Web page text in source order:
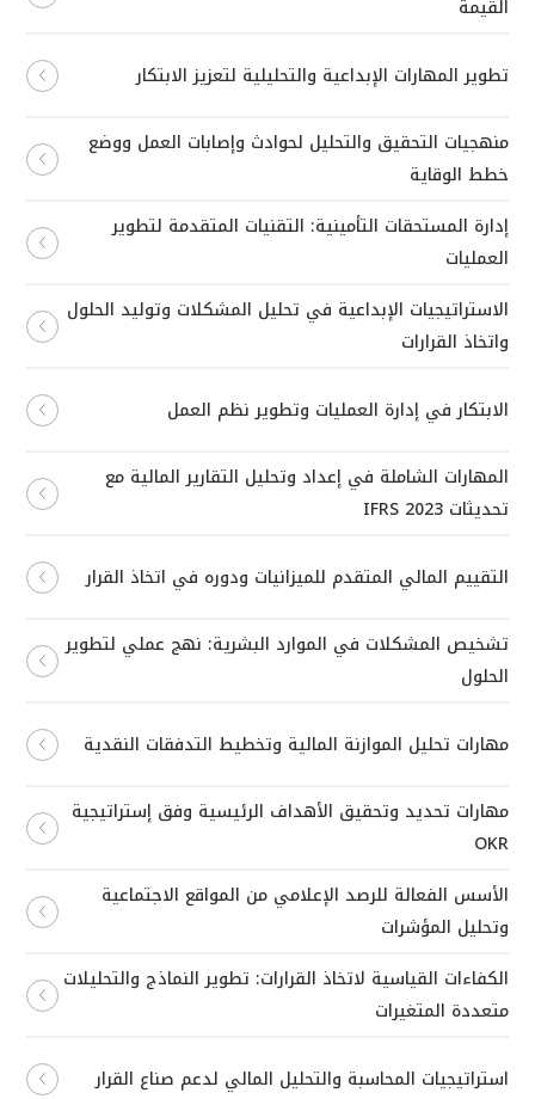
القيمة
تطوير المهارات الإبداعية والتحليلية لتعزيز الابتكار
منهجيات التحقيق والتحليل لحوادث وإصابات العمل ووضع
خطط الوقاية
إدارة المستحقات التأمينية: التقنيات المتقدمة لتطوير
العمليات
الاستراتيجيات الإبداعية في تحليل المشكلات وتوليد الحلول
واتخاذ القرارات
الابتكار في إدارة العمليات وتطوير نظم العمل
المهارات الشاملة في إعداد وتحليل التقارير المالية مع
تحديثات IFRS 2023
التقييم المالي المتقدم للميزانيات ودوره في اتخاذ القرار
تشخيص المشكلات في الموارد البشرية: نهج عملي لتطوير
الحلول
مهارات تحليل الموازنة المالية وتخطيط التدفقات النقدية
مهارات تحديد وتحقيق الأهداف الرئيسية وفق إستراتيجية
OKR
الأسس الفعالة للرصد الإعلامي من المواقع الاجتماعية
وتحليل المؤشرات
الكفاءات القياسية لاتخاذ القرارات: تطوير النماذج والتحليلات
متعددة المتغيرات
استراتيجيات المحاسبة والتحليل المالي لدعم صناع القرار